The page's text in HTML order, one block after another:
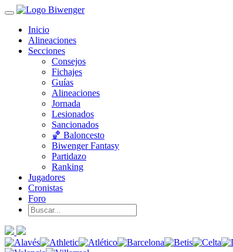
Inicio
Alineaciones
Secciones
Consejos
Fichajes
Guías
Alineaciones
Jornada
Lesionados
Sancionados
🏀 Baloncesto
Biwenger Fantasy
Partidazo
Ranking
Jugadores
Cronistas
Foro